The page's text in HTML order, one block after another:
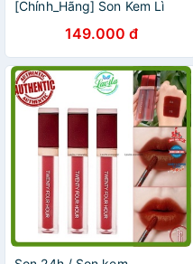
[Chính_Hãng] Son Kem Lì
Tint ( son 3ce )
149.000 đ